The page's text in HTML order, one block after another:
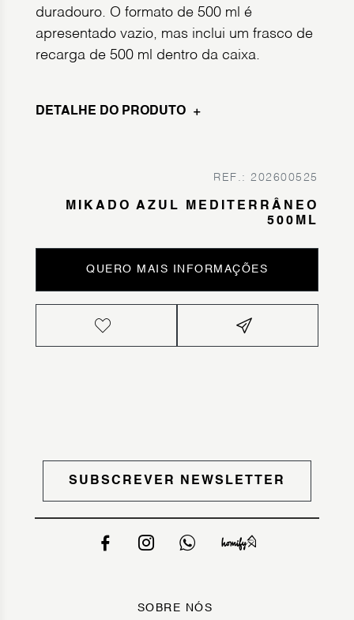
duradouro. O formato de 500 ml é
apresentado vazio, mas inclui um frasco de
recarga de 500 ml dentro da caixa.
DETALHE DO PRODUTO
REF.: 202600525
MIKADO AZUL MEDITERRÂNEO
500ML
QUERO MAIS INFORMAÇÕES
SUBSCREVER NEWSLETTER
SOBRE NÓS